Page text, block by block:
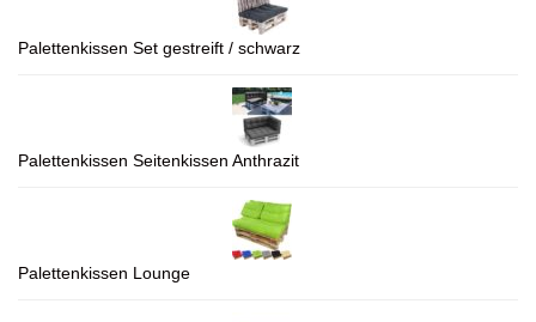
Palettenkissen Set gestreift / schwarz
Palettenkissen Seitenkissen Anthrazit
Palettenkissen Lounge